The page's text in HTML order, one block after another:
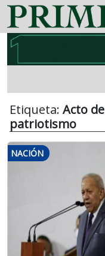
Etiqueta: Acto de
patriotismo
NACIÓN